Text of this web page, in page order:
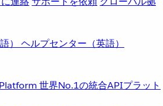
） ヘルプセンター（英語）
世界No.1の統合APIプラット